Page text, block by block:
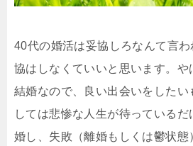
40代の婚活は妥協しろなんて言
協はしなくていいと思います。や
結婚なので、良い出会いをしたい
しては悲惨な人生が待っている
婚し、失敗（離婚もしくは鬱状態